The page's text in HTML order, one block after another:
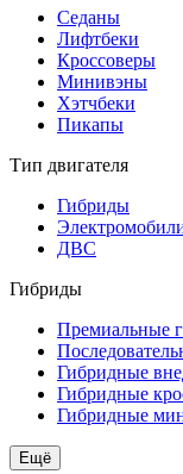
Седаны
Лифтбеки
Кроссоверы
Минивэны
Хэтчбеки
Пикапы
Тип двигателя
Гибриды
ДВС
Гибриды
Премиальные
Гибридные
Гибридные
Гибридные
Ещё